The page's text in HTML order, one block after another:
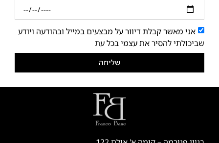
אני מאשר קבלת דיוור על מבצעים במייל ובהודעה ויודע
שביכולתי להסיר את עצמי בכל עת
שליחה